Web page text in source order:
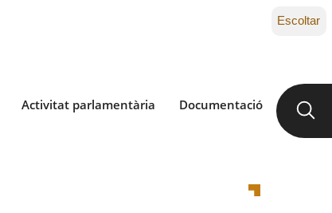
Activitat parlamentària Documentació
Escoltar